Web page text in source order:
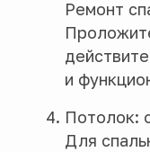
Ремонт
и
Потолок:
Для